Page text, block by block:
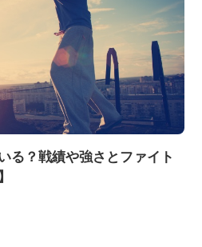
る？戦績や強さとファイト